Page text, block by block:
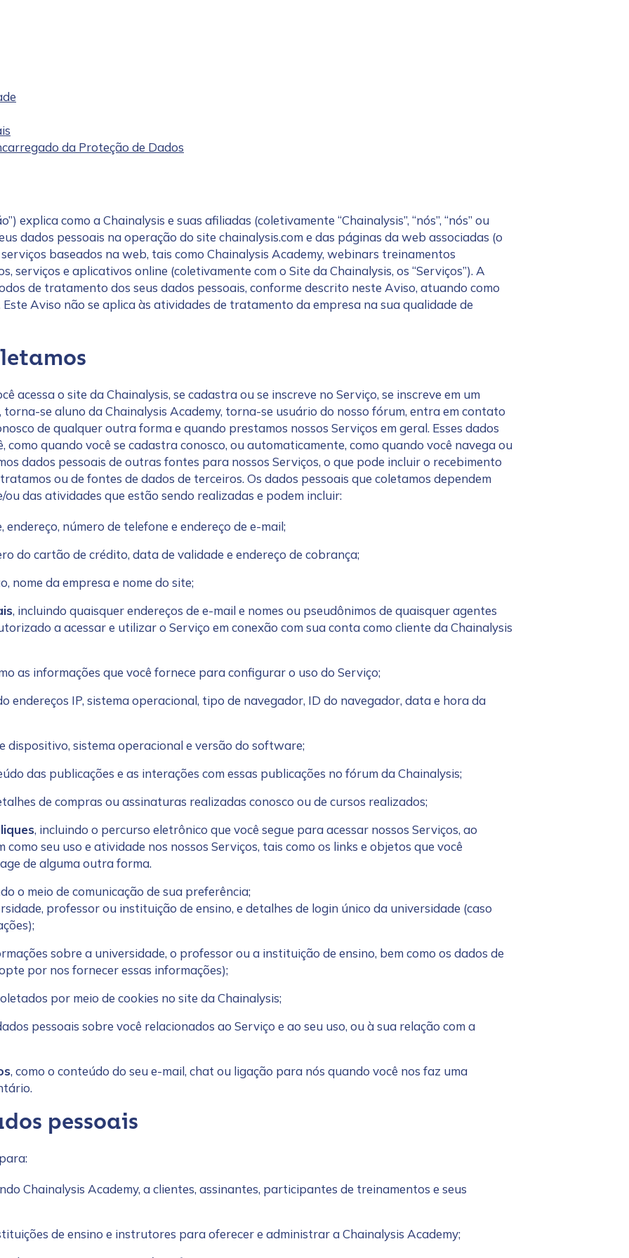
da Proteção de Dados
explica como a Chainalysis e suas afiliadas (coletivamente “Chainalysis”, “nós”, “nós” ou
dados pessoais na operação do site chainalysis.com e das páginas da web associadas (o
serviços baseados na web, tais como Chainalysis Academy, webinars treinamentos
serviços e aplicativos online (coletivamente com o Site da Chainalysis, os “Serviços”). A
de tratamento dos seus dados pessoais, conforme descrito neste Aviso, atuando como
Aviso não se aplica às atividades de tratamento da empresa na sua qualidade de
acessa o site da Chainalysis, se cadastra ou se inscreve no Serviço, se inscreve em um
se aluno da Chainalysis Academy, torna-se usuário do nosso fórum, entra em contato
de qualquer outra forma e quando prestamos nossos Serviços em geral. Esses dados
como quando você se cadastra conosco, ou automaticamente, como quando você navega ou
dados pessoais de outras fontes para nossos Serviços, o que pode incluir o recebimento
ou de fontes de dados de terceiros. Os dados pessoais que coletamos dependem
das atividades que estão sendo realizadas e podem incluir:
endereço, número de telefone e endereço de e-mail;
do cartão de crédito, data de validade e endereço de cobrança;
nome da empresa e nome do site;
, incluindo quaisquer endereços de e-mail e nomes ou pseudônimos de quaisquer agentes
a acessar e utilizar o Serviço em conexão com sua conta como cliente da Chainalysis
as informações que você fornece para configurar o uso do Serviço;
endereços IP, sistema operacional, tipo de navegador, ID do navegador, data e hora da
dispositivo, sistema operacional e versão do software;
das publicações e as interações com essas publicações no fórum da Chainalysis;
de compras ou assinaturas realizadas conosco ou de cursos realizados;
, incluindo o percurso eletrônico que você segue para acessar nossos Serviços, ao
como seu uso e atividade nos nossos Serviços, tais como os links e objetos que você
de alguma outra forma.
o meio de comunicação de sua preferência;
professor ou instituição de ensino, e detalhes de login único da universidade (caso
sobre a universidade, o professor ou a instituição de ensino, bem como os dados de
por nos fornecer essas informações);
por meio de cookies no site da Chainalysis;
pessoais sobre você relacionados ao Serviço e ao seu uso, ou à sua relação com a
, como o conteúdo do seu e-mail, chat ou ligação para nós quando você nos faz uma
pessoais
Chainalysis Academy, a clientes, assinantes, participantes de treinamentos e seus
de ensino e instrutores para oferecer e administrar a Chainalysis Academy;